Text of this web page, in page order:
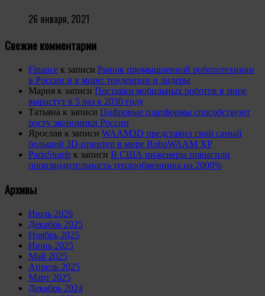
26 января, 2021
Свежие комментарии
Finance к записи Рынок промышленной робототехники
в России и в мире: тенденции и лидеры
Мария к записи Поставки мобильных роботов в мире
вырастут в 5 раз к 2030 году
Татьяна к записи Цифровые платформы способствуют
росту экономики России
Ярослав к записи WAAM3D представил свой самый
большой 3D-принтер в мире RoboWAAM XP
ParisStumb к записи В США инженеры повысили
производительность теплообменника на 2000%
Архивы
Июль 2026
Декабрь 2025
Ноябрь 2025
Июнь 2025
Май 2025
Апрель 2025
Март 2025
Декабрь 2024